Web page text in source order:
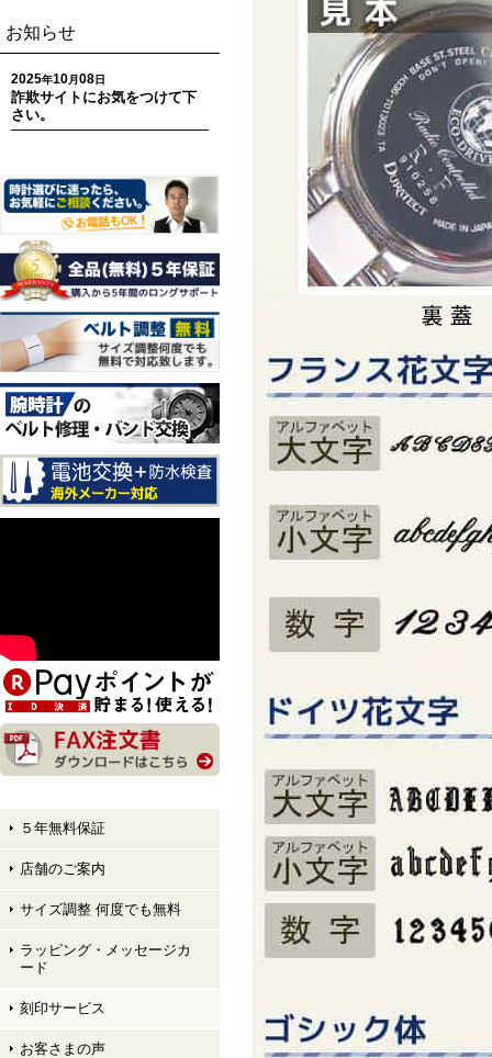
CITIZEN EXCEED EC1120-
59W 光発電エコ・ドライブ
電波時計 限定モデル400本
ペアモデル レディースモデ
ル 入荷しました！
80H ACT Line 光発電エコ・
ドライブ GPS衛星電波時計
限定モデル 世界限定1,800
本 メンズモデル 入荷しまし
た！
CITIZEN ATTESA CC4078-
51E ACT Line LIGHT in BL
ACK Eco-Drive 50th Anniver
sary Edition メンズモデル
入荷しました！
CITIZEN EXCEED CB1147-
61E LIGHT in BLACK Eco-
Drive 50th Anniversary Editi
on メンズモデル 入荷しま
した！
CITIZEN ATTESA AT8384-5
n ES9495-59E LIGHT in BL
ACK Eco-Drive 50th Anniver
sary Edition レディースモデ
ル 入荷しました！
お知らせ
2025年10月 08日
詐欺サイトにお気をつけて下
さい。
５年無料保証
店舗のご案内
サイズ調整 何度でも無料
ラッピング・メッセージカ
ード
刻印サービス
お客さまの声